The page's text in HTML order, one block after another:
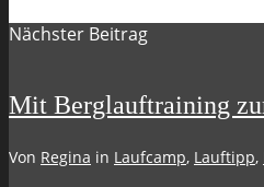
Nächster Beitrag
Mit Berglauftraining
Von Regina in Laufcamp, Lauftipp,